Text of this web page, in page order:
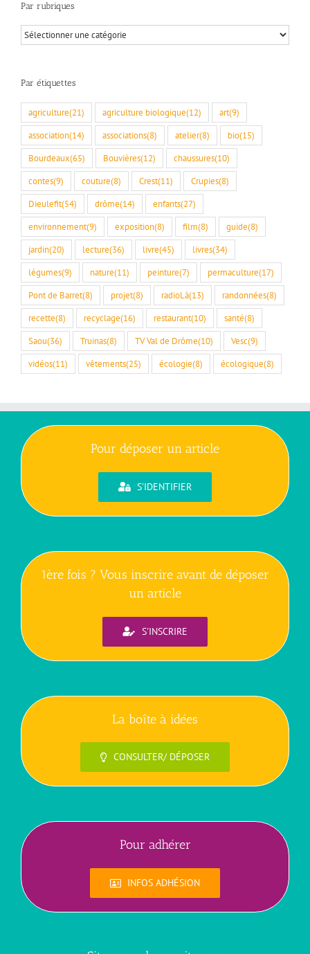
Par rubriques
Par
rubriques
Par étiquettes
agriculture(21) agriculture biologique(12) art(9)
association(14) associations(8) atelier(8) bio(15)
Bourdeaux(65) Bouvières(12) chaussures(10)
contes(9) couture(8) Crest(11) Crupies(8)
Dieulefit(54) drôme(14) enfants(27)
environnement(9) exposition(8) film(8) guide(8)
jardin(20) lecture(36) livre(45) livres(34)
légumes(9) nature(11) peinture(7) permaculture(17)
Pont de Barret(8) projet(8) radioLà(13) randonnées(8)
recette(8) recyclage(16) restaurant(10) santé(8)
Saou(36) Truinas(8) TV Val de Drôme(10) Vesc(9)
vidéos(11) vêtements(25) écologie(8) écologique(8)
Pour déposer un article
S'IDENTIFIER
1ère fois ? Vous inscrire avant de déposer
un article
S'INSCRIRE
La boîte à idées
CONSULTER/ DÉPOSER
Pour adhérer
INFOS ADHÉSION